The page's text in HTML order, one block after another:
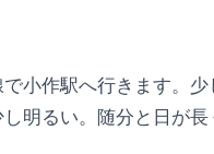
小作駅へ行きます。
明るい。随分と日が長